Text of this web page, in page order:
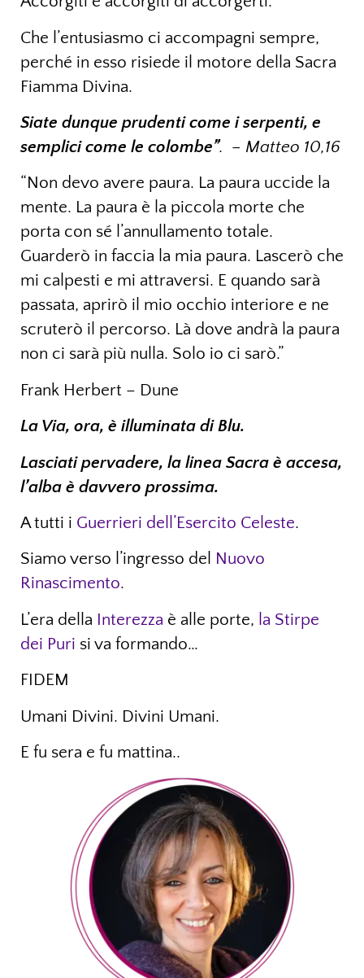
Che l’entusiasmo ci accompagni sempre,
perché in esso risiede il motore della Sacra
Fiamma Divina.
Siate dunque prudenti come i serpenti, e
semplici come le colombe”. – Matteo 10,16
“Non devo avere paura. La paura uccide la
mente. La paura è la piccola morte che
porta con sé l’annullamento totale.
Guarderò in faccia la mia paura. Lascerò che
mi calpesti e mi attraversi. E quando sarà
passata, aprirò il mio occhio interiore e ne
scruterò il percorso. Là dove andrà la paura
non ci sarà più nulla. Solo io ci sarò.”
Frank Herbert – Dune
La Via, ora, è illuminata di Blu.
Lasciati pervadere, la linea Sacra è accesa,
l’alba è davvero prossima.
A tutti i Guerrieri dell’Esercito Celeste.
Siamo verso l’ingresso del Nuovo
Rinascimento.
L’era della Interezza è alle porte, la Stirpe
dei Puri si va formando…
FIDEM
Umani Divini. Divini Umani.
E fu sera e fu mattina..